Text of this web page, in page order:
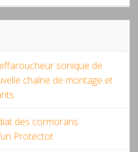
sonique de
chaîne de montage et
des cormorans
Protectot